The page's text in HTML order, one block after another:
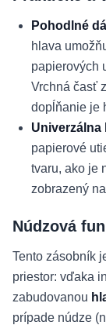
Pohodlné
hlava
papierových
Vrchná časť
dopĺňanie je
Univerzálna
papierové
tvaru, ako je
zobrazený
Núdzová
Tento zásobník
priestor: vďaka
zabudovanou
prípade núdze